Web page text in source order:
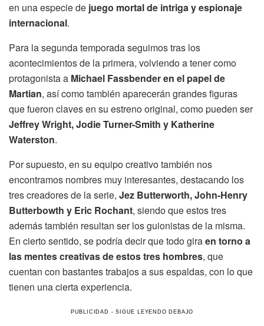
en una especie de juego mortal de intriga y espionaje
internacional.
Para la segunda temporada seguimos tras los
acontecimientos de la primera, volviendo a tener como
protagonista a Michael Fassbender en el papel de
Martian, así como también aparecerán grandes figuras
que fueron claves en su estreno original, como pueden ser
Jeffrey Wright, Jodie Turner-Smith y Katherine
Waterston.
Por supuesto, en su equipo creativo también nos
encontramos nombres muy interesantes, destacando los
tres creadores de la serie, Jez Butterworth, John-Henry
Butterbowth y Eric Rochant, siendo que estos tres
además también resultan ser los guionistas de la misma.
En cierto sentido, se podría decir que todo giraen torno a
las mentes creativas de estos tres hombres, que
cuentan con bastantes trabajos a sus espaldas, con lo que
tienen una cierta experiencia.